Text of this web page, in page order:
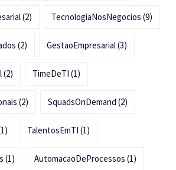
(2) TecnologiaNosNegocios (9)
(2) GestaoEmpresarial(3)
(2) TimeDeTI (1)
(2) SquadsOnDemand (2)
TalentosEmTI (1)
(1) AutomacaoDeProcessos (1)